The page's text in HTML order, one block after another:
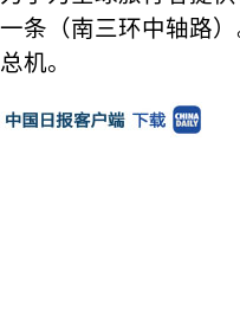
一条（南三环中轴路
总机。